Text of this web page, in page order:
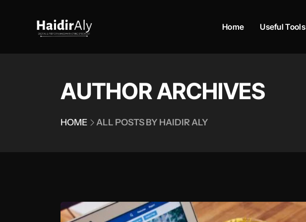
Home Useful Tools
AUTHOR ARCHIVES
HOME ALL POSTS BY HAIDIR ALY